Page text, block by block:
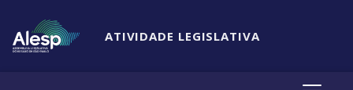
ATIVIDADE LEGISLATIVA